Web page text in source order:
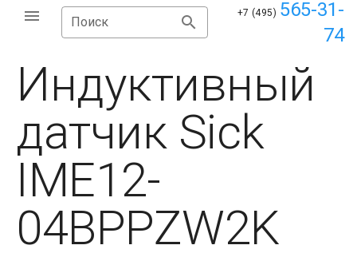
Поиск
+7 (495) 565-31-
74
Индуктивный
датчик Sick
IME12-
04BPPZW2K